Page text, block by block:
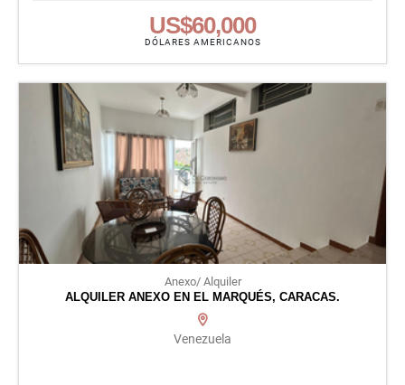
US$60,000
DÓLARES AMERICANOS
Anexo/ Alquiler
ALQUILER ANEXO EN EL MARQUÉS, CARACAS.
Venezuela